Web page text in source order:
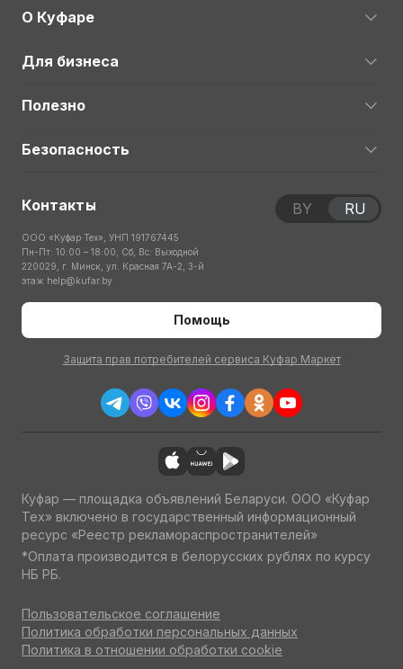
О Куфаре
Для бизнеса
Полезно
Безопасность
Контакты
ООО «Куфар Тех», УНП 191767445
Пн-Пт: 10:00 – 18:00; Сб, Вс: Выходной
220029, г. Минск, ул. Красная 7А-2, 3-й
этаж help@kufar.by
Помощь
Защита прав потребителей сервиса Куфар Маркет
BY RU
Куфар — площадка объявлений Беларуси. ООО «Куфар
Тех» включено в государственный информационный
ресурс «Реестр рекламораспространителей»
*Оплата производится в белорусских рублях по курсу
НБ РБ.
Пользовательское соглашение
Политика обработки персональных данных
Политика в отношении обработки cookie